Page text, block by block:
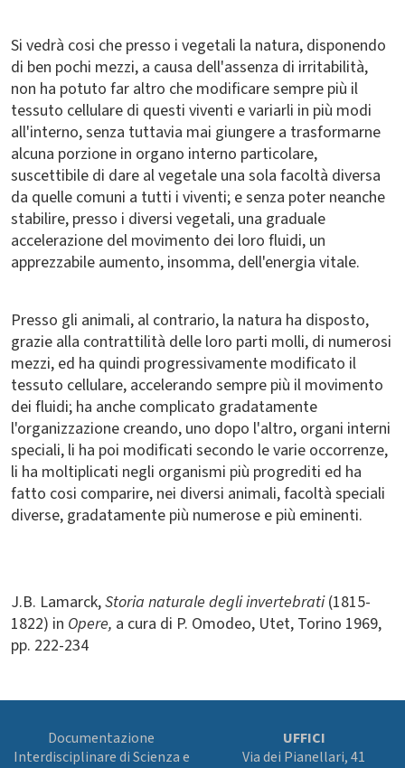
Si vedrà cosi che presso i vegetali la natura, disponendo
di ben pochi mezzi, a causa dell'assenza di irritabilità,
non ha potuto far altro che modificare sempre più il
tessuto cellulare di questi viventi e variarli in più modi
all'interno, senza tuttavia mai giungere a trasformarne
alcuna porzione in organo interno particolare,
suscettibile di dare al vegetale una sola facoltà diversa
da quelle comuni a tutti i viventi; e senza poter neanche
stabilire, presso i diversi vegetali, una graduale
accelerazione del movimento dei loro fluidi, un
apprezzabile aumento, insomma, dell'energia vitale.
Presso gli animali, al contrario, la natura ha disposto,
grazie alla contrattilità delle loro parti molli, di numerosi
mezzi, ed ha quindi progressivamente modificato il
tessuto cellulare, accelerando sempre più il movimento
dei fluidi; ha anche complicato gradatamente
l'organizzazione creando, uno dopo l'altro, organi interni
speciali, li ha poi modificati secondo le varie occorrenze,
li ha moltiplicati negli organismi più progrediti ed ha
fatto cosi comparire, nei diversi animali, facoltà speciali
diverse, gradatamente più numerose e più eminenti.
J.B. Lamarck,Storia naturale degli invertebrati(1815-
1822) in Opere, a cura di P. Omodeo, Utet, Torino 1969,
pp. 222-234
Documentazione
Interdisciplinare di Scienza e
UFFICI
Via dei Pianellari, 41